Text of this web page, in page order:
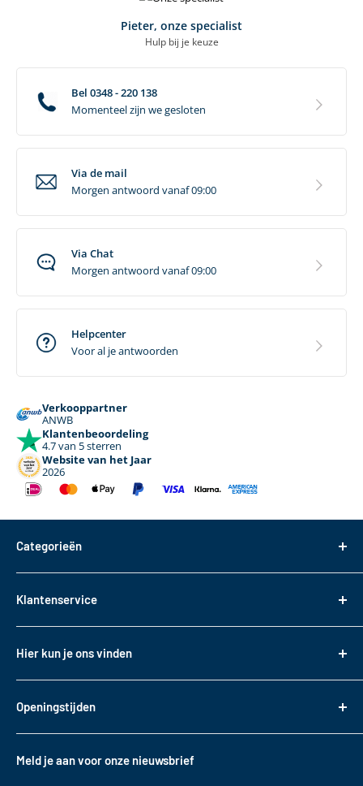
Pieter, onze specialist
Hulp bij je keuze
Bel 0348 - 220 138
Momenteel zijn we gesloten
Via de mail
Morgen antwoord vanaf 09:00
Via Chat
Morgen antwoord vanaf 09:00
Helpcenter
Voor al je antwoorden
Verkooppartner
ANWB
Klantenbeoordeling
4.7 van 5 sterren
Website van het Jaar
2026
Categorieën
Dakdragers
Fietsendragers
Reistassen
Daktransport voor bedrijfswagens
Klantenservice
Over ons
Bezorgen & Afhalen
Retourneren
Garantie
Hier kun je ons vinden
Tasveld 14
3417XS Montfoort
+31 (0)348 220 138
Openingstijden
Maandag t/m. vrijdag
10:00 - 17:00
Meld je aan voor onze nieuwsbrief